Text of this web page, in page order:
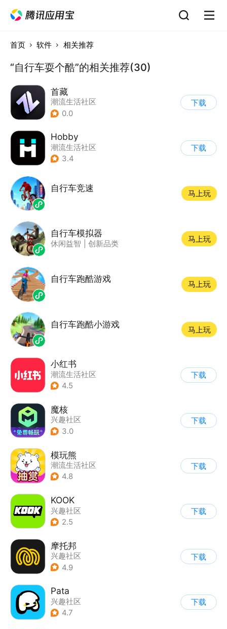
首页 软件 相关推荐
“自行车耍个酷”的相关推荐(30)
首藏
潮流生活社区
0.0
下载
Hobby
潮流生活社区
| AI视频处理
3.4
下载
自行车竞速
马上玩
自行车模拟器
休闲益智 创新品类
马上玩
自行车跑酷游戏
马上玩
自行车跑酷小游戏
马上玩
小红书
潮流生活社区
4.5
下载
魔核
兴趣社区
3.0
下载
模玩熊
潮流生活社区
4.8
下载
KOOK
兴趣社区
2.5
下载
摩托邦
兴趣社区
4.9
下载
Pata
兴趣社区
4.7
下载